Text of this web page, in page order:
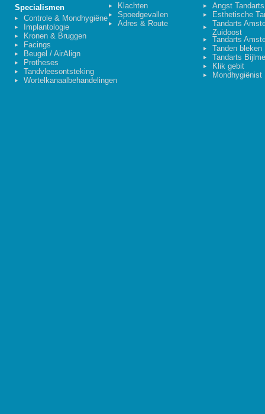
Specialismen
Controle & Mondhygiëne
Implantologie
Kronen & Bruggen
Facings
Beugel / AirAlign
Protheses
Tandvleesontsteking
Wortelkanaalbehandelingen
Klachten
Spoedgevallen
Adres & Route
Angst Tandarts
Esthetische
Tandarts
Zuidoost
Tandarts
Tanden bleken
Tandarts
Klik gebit
Mondhygiënist